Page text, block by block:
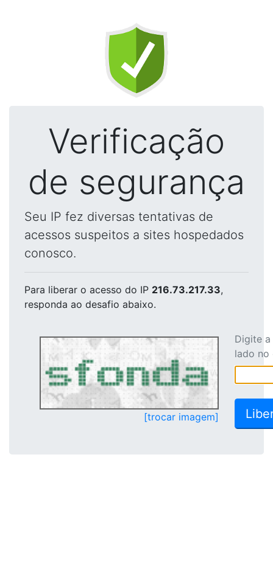
Verificação
de segurança
Seu IP fez diversas tentativas de
acessos suspeitos a sites hospedados
conosco.
Para liberar o acesso do IP 216.73.217.33,
responda ao desafio abaixo.
[trocar imagem]
Digite
lado no